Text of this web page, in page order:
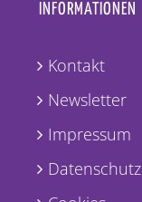
INFORMATIONEN
Kontakt
Newsletter
Impressum
Datenschutz